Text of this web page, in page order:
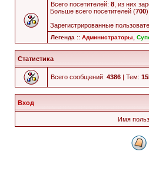
Всего посетителей: 8 , из них
Больше всего посетителей (700
Зарегистрированные
Легенда :: Администраторы
Статистика
Всего сообщений: 4386 | Тем:
Вход
Имя